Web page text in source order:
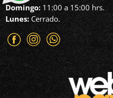
Domingo: 11:00 a 15:00 hrs.
Lunes: Cerrado.